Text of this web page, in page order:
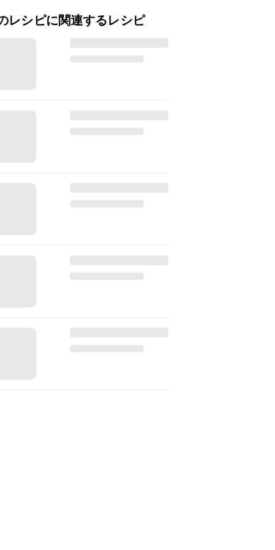
レシピに関連するレシピ